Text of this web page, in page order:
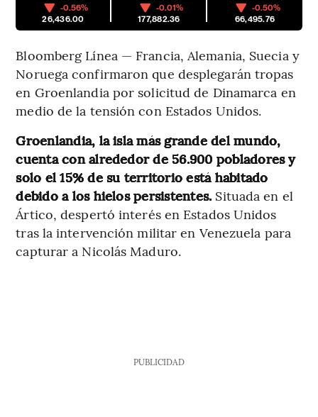
-0.56%
26,436.00
-0.01%
177,882.36
-0.50%
66,495.76
Bloomberg Línea — Francia, Alemania, Suecia y
Noruega confirmaron que desplegarán tropas
en Groenlandia por solicitud de Dinamarca en
medio de la tensión con Estados Unidos.
Groenlandia, la isla más grande del mundo,
cuenta con alrededor de 56.900 pobladores y
solo el 15% de su territorio está habitado
debido a los hielos persistentes. Situada en el
Ártico, despertó interés en Estados Unidos
tras la intervención militar en Venezuela para
capturar a Nicolás Maduro.
PUBLICIDAD